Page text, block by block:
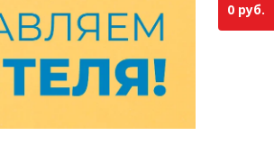
на Базу
0 руб.